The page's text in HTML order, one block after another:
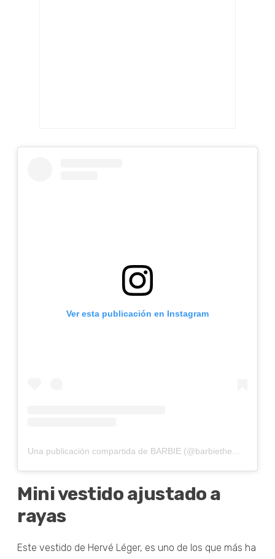
Ver esta publicación en Instagram
Mini vestido ajustado a
rayas
Este vestido de Hervé Léger, es uno de los que más ha